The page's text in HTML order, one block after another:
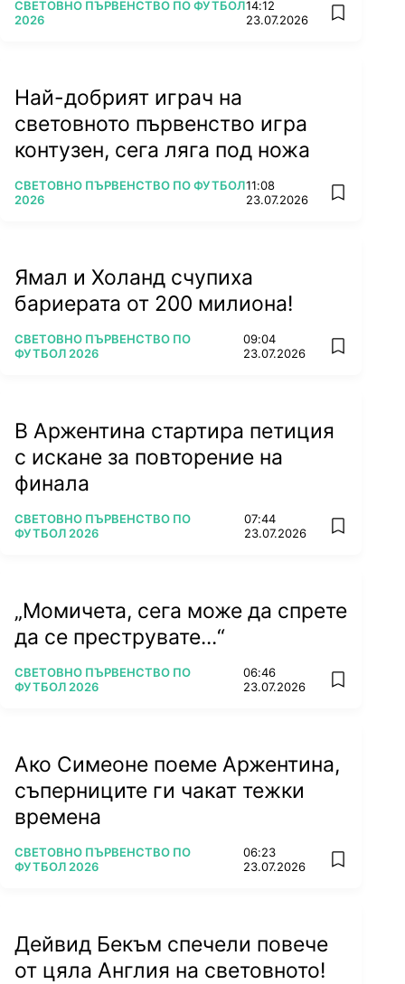
ПОВЕЧЕ ОТ
СВЕТОВНО ПЪРВЕНСТВО ПО ФУТБОЛ
2026
14:12
23.07.2026
add
Най-добрият играч на
световното първенство игра
контузен, сега ляга под ножа
ПОВЕЧЕ ОТ
СВЕТОВНО ПЪРВЕНСТВО ПО ФУТБОЛ
2026
11:08
23.07.2026
add
Ямал и Холанд счупиха
бариерата от 200 милиона!
ПОВЕЧЕ ОТ
СВЕТОВНО ПЪРВЕНСТВО ПО
ФУТБОЛ 2026
09:04
23.07.2026
add
В Аржентина стартира петиция
с искане за повторение на
финала
ПОВЕЧЕ ОТ
СВЕТОВНО ПЪРВЕНСТВО ПО
ФУТБОЛ 2026
07:44
23.07.2026
add
„Момичета, сега може да спрете
да се преструвате...“
ПОВЕЧЕ ОТ
СВЕТОВНО ПЪРВЕНСТВО ПО
ФУТБОЛ 2026
06:46
23.07.2026
add
Ако Симеоне поеме Аржентина,
съперниците ги чакат тежки
времена
ПОВЕЧЕ ОТ
СВЕТОВНО ПЪРВЕНСТВО ПО
ФУТБОЛ 2026
06:23
23.07.2026
add
Дейвид Бекъм спечели повече
от цяла Англия на световното!